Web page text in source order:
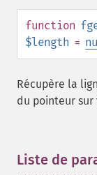
function
$length =
Récupère la
du pointeur sur
Liste de